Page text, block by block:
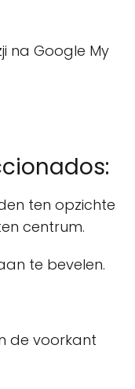
na Google My
ten opzichte
centrum.
te bevelen.
de voorkant